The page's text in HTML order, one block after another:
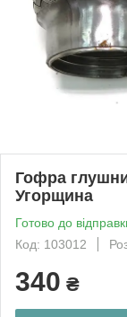
Гофра
Угорщина
Готово до
Код: 103012
340 ₴